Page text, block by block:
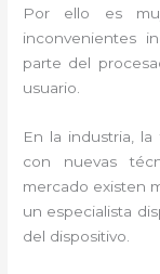
Por ello es
inconvenientes
parte del
usuario.
En la industria, la
con nuevas
mercado existen
un especialista
del dispositivo.